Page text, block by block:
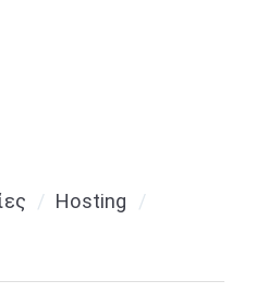
Hosting